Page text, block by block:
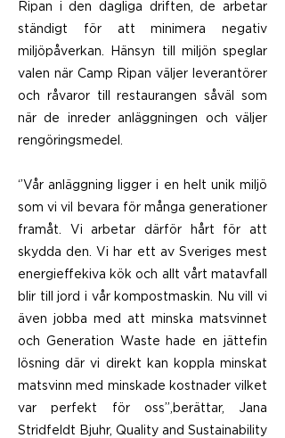
Ripan i den dagliga driften, de arbetar
ständigt för att minimera negativ
miljöpåverkan. Hänsyn till miljön speglar
valen när Camp Ripan väljer leverantörer
och råvaror till restaurangen såväl som
när de inreder anläggningen och väljer
rengöringsmedel.
‘’Vår anläggning ligger i en helt unik miljö
som vi vil bevara för många generationer
framåt. Vi arbetar därför hårt för att
skydda den. Vi har ett av Sveriges mest
energieffekiva kök och allt vårt matavfall
blir till jord i vår kompostmaskin. Nu vill vi
även jobba med att minska matsvinnet
och Generation Waste hade en jättefin
lösning där vi direkt kan koppla minskat
matsvinn med minskade kostnader vilket
var perfekt för oss’’,berättar, Jana
Stridfeldt Bjuhr, Quality and Sustainability